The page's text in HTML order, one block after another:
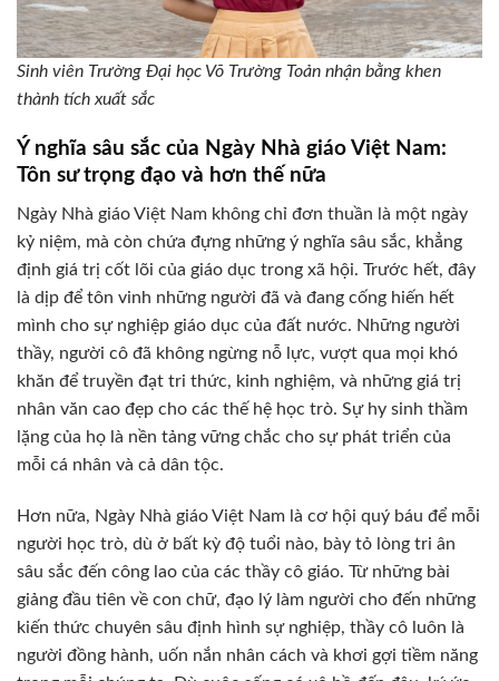
Sinh viên Trường Đại học Võ Trường Toản nhận bằng khen
thành tích xuất sắc
Ý nghĩa sâu sắc của Ngày Nhà giáo Việt Nam:
Tôn sư trọng đạo và hơn thế nữa
Ngày Nhà giáo Việt Nam không chỉ đơn thuần là một ngày
kỷ niệm, mà còn chứa đựng những ý nghĩa sâu sắc, khẳng
định giá trị cốt lõi của giáo dục trong xã hội. Trước hết, đây
là dịp để tôn vinh những người đã và đang cống hiến hết
mình cho sự nghiệp giáo dục của đất nước. Những người
thầy, người cô đã không ngừng nỗ lực, vượt qua mọi khó
khăn để truyền đạt tri thức, kinh nghiệm, và những giá trị
nhân văn cao đẹp cho các thế hệ học trò. Sự hy sinh thầm
lặng của họ là nền tảng vững chắc cho sự phát triển của
mỗi cá nhân và cả dân tộc.
Hơn nữa, Ngày Nhà giáo Việt Nam là cơ hội quý báu để mỗi
người học trò, dù ở bất kỳ độ tuổi nào, bày tỏ lòng tri ân
sâu sắc đến công lao của các thầy cô giáo. Từ những bài
giảng đầu tiên về con chữ, đạo lý làm người cho đến những
kiến thức chuyên sâu định hình sự nghiệp, thầy cô luôn là
người đồng hành, uốn nắn nhân cách và khơi gợi tiềm năng